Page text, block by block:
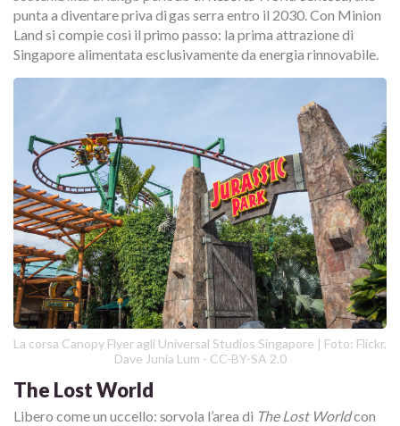
punta a diventare priva di gas serra entro il 2030. Con Minion
Land si compie così il primo passo: la prima attrazione di
Singapore alimentata esclusivamente da energia rinnovabile.
La corsa Canopy Flyer agli Universal Studios Singapore | Foto: Flickr,
Dave Junia Lum - CC-BY-SA 2.0
The Lost World
Libero come un uccello: sorvola l’area di The Lost Worldcon